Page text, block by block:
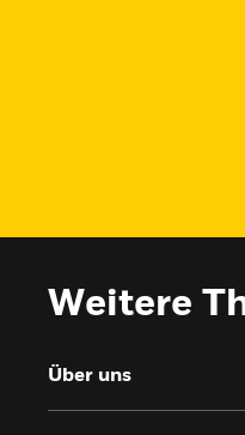
Weitere
Über uns